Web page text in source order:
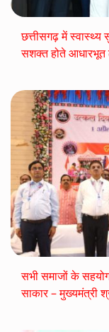
छत्तीसगढ़ में स्वास्थ्य
सशक्त होते आधारभूत
सभी समाजों के
साकार – मुख्यमंत्री